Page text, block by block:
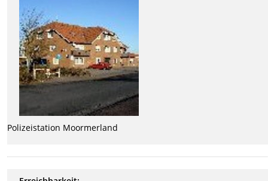
Polizeistation Moormerland